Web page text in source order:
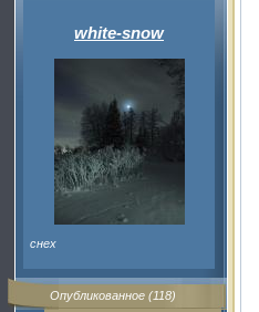
white-snow
снех
Опубликованное (118)